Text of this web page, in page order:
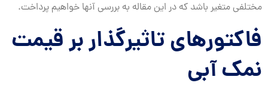
مختلفی متغیر باشد که در این مقاله به بررسی آنها خواهیم پرداخت.
فاکتورهای تاثیرگذار بر قیمت
نمک آبی